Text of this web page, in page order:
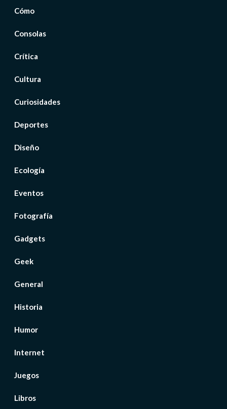
Cómo
Consolas
Crítica
Cultura
Curiosidades
Deportes
Diseño
Ecología
Eventos
Fotografía
Gadgets
Geek
General
Historia
Humor
Internet
Juegos
Libros